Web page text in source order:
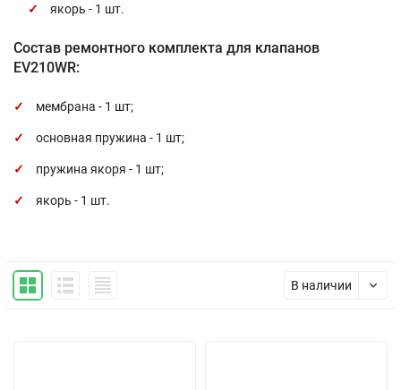
якорь - 1 шт.
Состав ремонтного комплекта для клапанов
EV210WR:
мембрана - 1 шт;
основная пружина - 1 шт;
пружина якоря - 1 шт;
якорь - 1 шт.
В наличии